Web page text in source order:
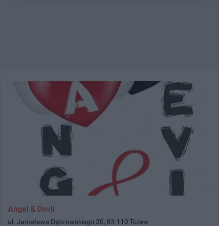
Angel & Devil
ul. Jarosława Dąbrowskiego 20, 83-110 Tczew